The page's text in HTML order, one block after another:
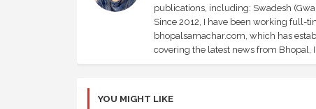
publications, including: Swadesh
Since 2012, I have been working full-
bhopalsamachar.com, which has
covering the latest news from Bhopal,
YOU MIGHT LIKE